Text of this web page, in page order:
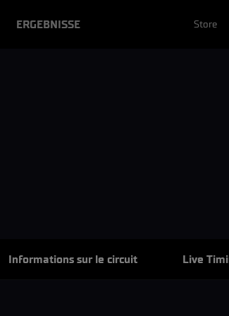
ERGEBNISSE Store
Informations sur le circuit Live